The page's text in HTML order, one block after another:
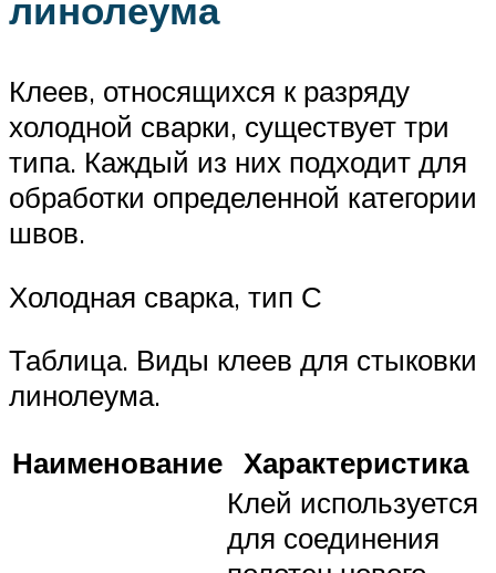
линолеума
Клеев, относящихся к разряду
холодной сварки, существует три
типа. Каждый из них подходит для
обработки определенной категории
швов.
Холодная сварка, тип С
Таблица. Виды клеев для стыковки
линолеума.
Наименование
Характеристика
Клей используется
для соединения